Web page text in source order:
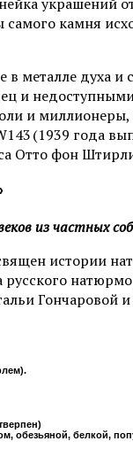
камня
металле духа и
и
и миллионеры,
(1939 года
Отто фон
из частных
истории
Гончаровой
обезьяной, белкой,